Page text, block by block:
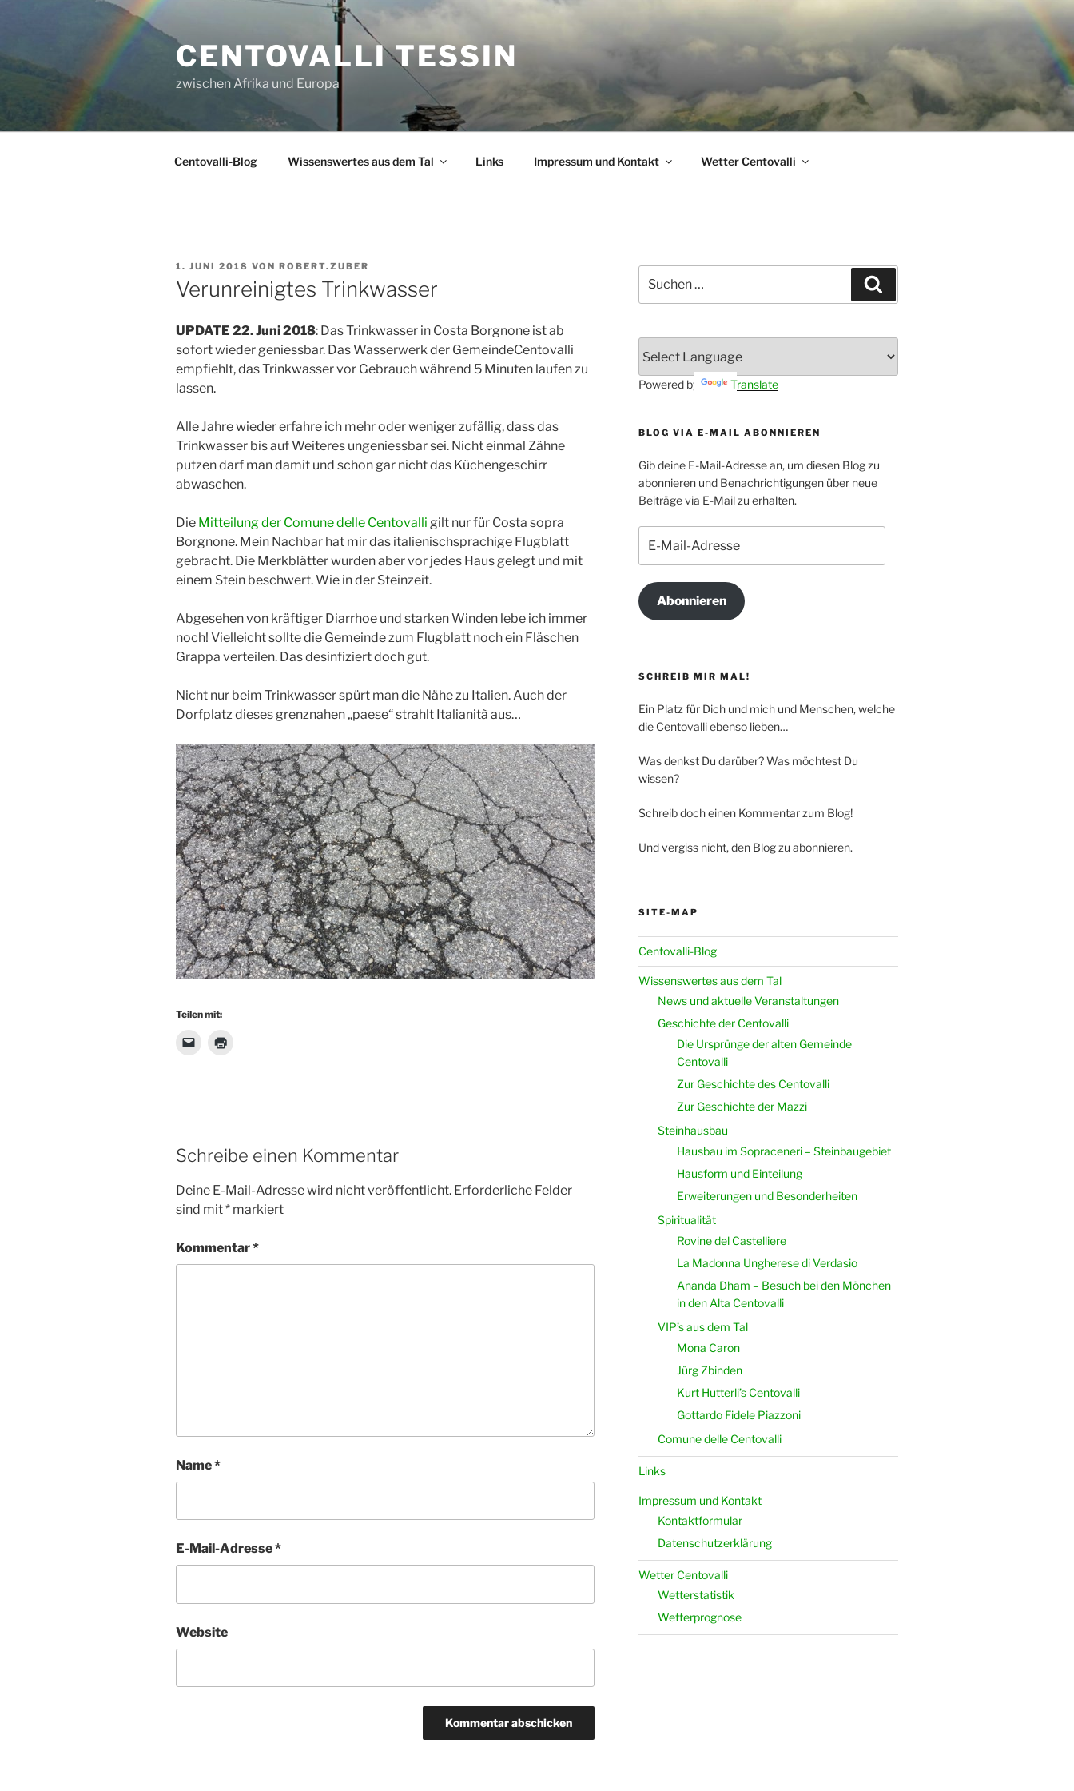
CENTOVALLI TESSIN
zwischen Afrika und Europa
Centovalli-Blog Wissenswertes aus dem Tal Links Impressum und Kontakt Wetter Centovalli
VERÖFFENTLICHT
AM
1. JUNI 2018 VON ROBERT.ZUBER
Verunreinigtes Trinkwasser
UPDATE 22. Juni 2018: Das Trinkwasser in Costa Borgnone ist ab
sofort wieder geniessbar. Das Wasserwerk der GemeindeCentovalli
empfiehlt, das Trinkwasser vor Gebrauch während 5 Minuten laufen zu
lassen.
Alle Jahre wieder erfahre ich mehr oder weniger zufällig, dass das
Trinkwasser bis auf Weiteres ungeniessbar sei. Nicht einmal Zähne
putzen darf man damit und schon gar nicht das Küchengeschirr
abwaschen.
Die Mitteilung der Comune delle Centovalli gilt nur für Costa sopra
Borgnone. Mein Nachbar hat mir das italienischsprachige Flugblatt
gebracht. Die Merkblätter wurden aber vor jedes Haus gelegt und mit
einem Stein beschwert. Wie in der Steinzeit.
Abgesehen von kräftiger Diarrhoe und starken Winden lebe ich immer
noch! Vielleicht sollte die Gemeinde zum Flugblatt noch ein Fläschen
Grappa verteilen. Das desinfiziert doch gut.
Nicht nur beim Trinkwasser spürt man die Nähe zu Italien. Auch der
Dorfplatz dieses grenznahen „paese“ strahlt Italianità aus…
Teilen mit:
Schreibe einen Kommentar
Deine E-Mail-Adresse wird nicht veröffentlicht. Erforderliche Felder
sind mit* markiert
Kommentar*
Name*
E-Mail-Adresse*
Website
nach:
Powered by Translate
BLOG VIA E-MAIL ABONNIEREN
Gib deine E-Mail-Adresse an, um diesen Blog zu
abonnieren und Benachrichtigungen über neue
Beiträge via E-Mail zu erhalten.
Mail-
Adresse
Abonnieren
SCHREIB MIR MAL!
Ein Platz für Dich und mich und Menschen, welche
die Centovalli ebenso lieben…
Was denkst Du darüber? Was möchtest Du
wissen?
Schreib doch einen Kommentar zum Blog!
Und vergiss nicht, den Blog zu abonnieren.
SITE-MAP
Centovalli-Blog
Wissenswertes aus dem Tal
News und aktuelle Veranstaltungen
Geschichte der Centovalli
Die Ursprünge der alten Gemeinde
Centovalli
Zur Geschichte des Centovalli
Zur Geschichte der Mazzi
Steinhausbau
Hausbau im Sopraceneri – Steinbaugebiet
Hausform und Einteilung
Erweiterungen und Besonderheiten
Spiritualität
Rovine del Castelliere
La Madonna Ungherese di Verdasio
Ananda Dham – Besuch bei den Mönchen
in den Alta Centovalli
VIP’s aus dem Tal
Mona Caron
Jürg Zbinden
Kurt Hutterli’s Centovalli
Gottardo Fidele Piazzoni
Comune delle Centovalli
Links
Impressum und Kontakt
Kontaktformular
Datenschutzerklärung
Wetter Centovalli
Wetterstatistik
Wetterprognose